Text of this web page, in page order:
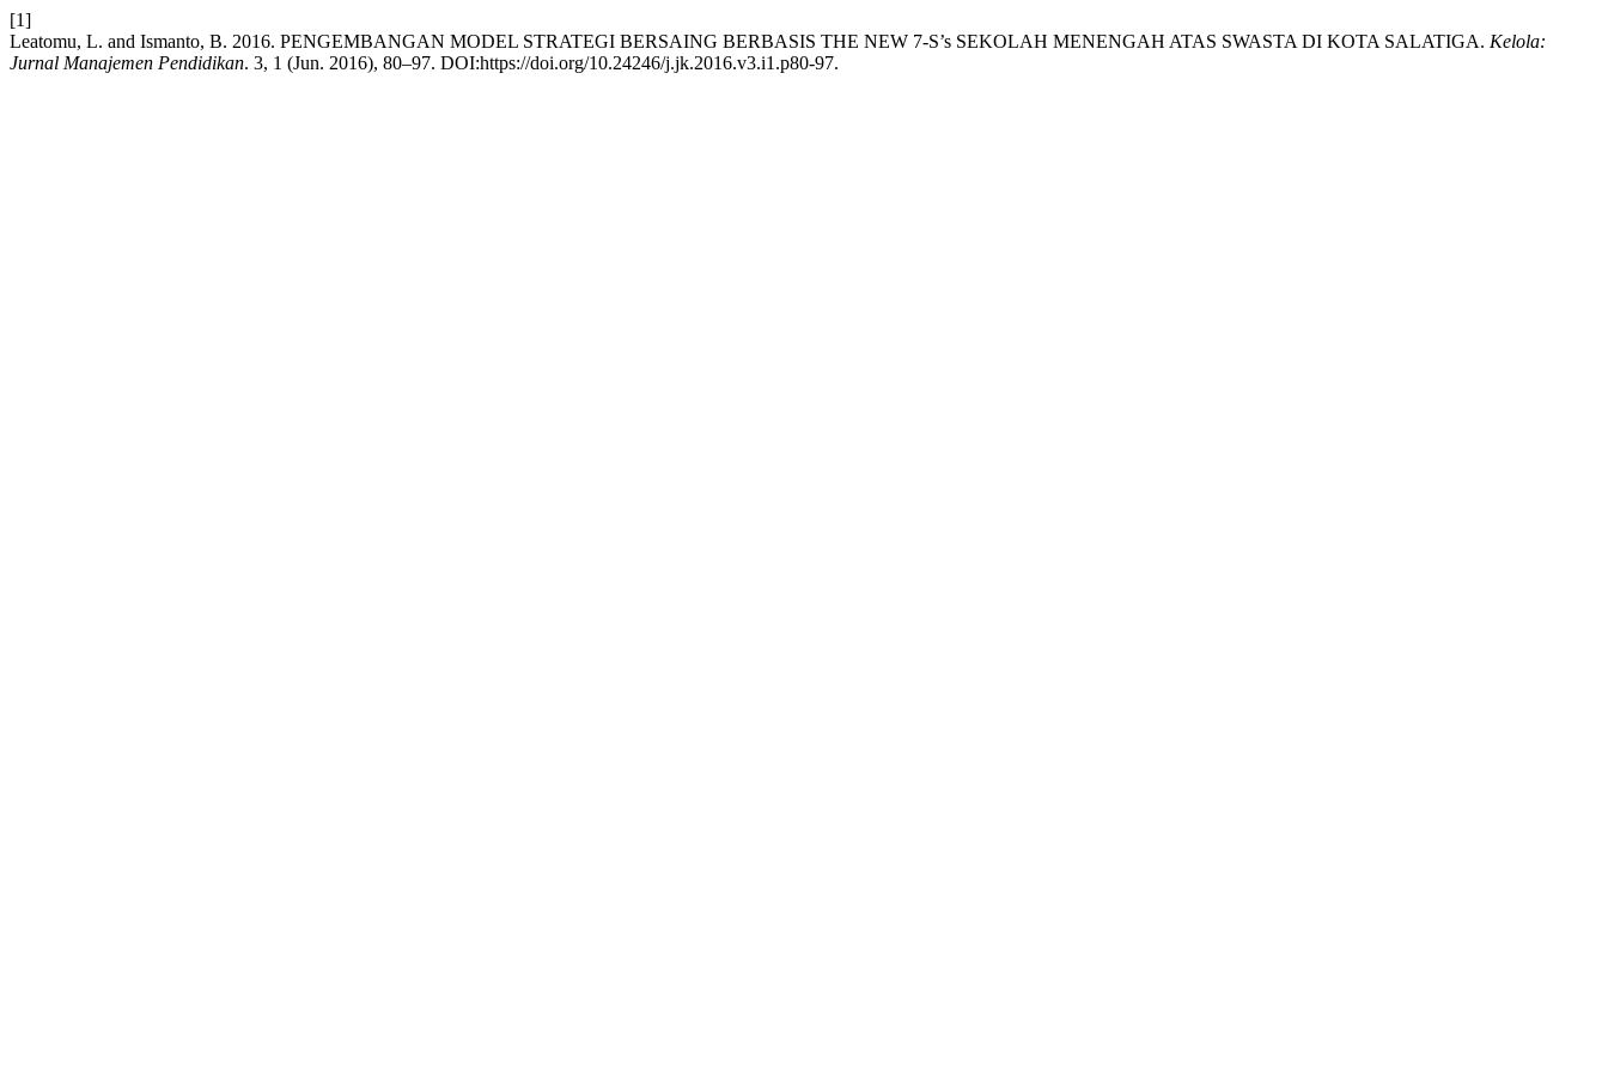
[1]
Leatomu, L. and Ismanto, B. 2016. PENGEMBANGAN MODEL STRATEGI BERSAING BERBASIS THE NEW 7-S’s SEKOLAH MENENGAH ATAS SWASTA DI KOTA SALATIGA. Kelola:
Jurnal Manajemen Pendidikan. 3, 1 (Jun. 2016), 80–97. DOI:https://doi.org/10.24246/j.jk.2016.v3.i1.p80-97.